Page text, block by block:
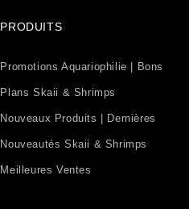
PRODUITS
Promotions Aquariophilie | Bons
Plans Skaii & Shrimps
Nouveaux Produits | Dernières
Nouveautés Skaii & Shrimps
Meilleures Ventes